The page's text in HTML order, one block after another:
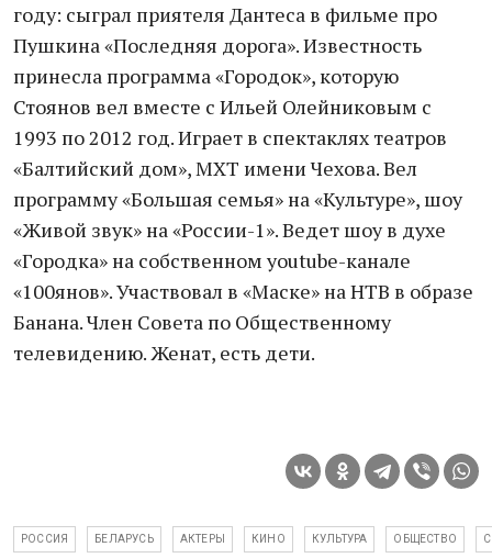
году: сыграл приятеля Дантеса в фильме про
Пушкина «Последняя дорога». Известность
принесла программа «Городок», которую
Стоянов вел вместе с Ильей Олейниковым с
1993 по 2012 год. Играет в спектаклях театров
«Балтийский дом», МХТ имени Чехова. Вел
программу «Большая семья» на «Культуре», шоу
«Живой звук» на «России-1». Ведет шоу в духе
«Городка» на собственном youtube-канале
«100янов». Участвовал в «Маске» на НТВ в образе
Банана. Член Совета по Общественному
телевидению. Женат, есть дети.
РОССИЯ БЕЛАРУСЬ АКТЕРЫ КИНО КУЛЬТУРА ОБЩЕСТВО